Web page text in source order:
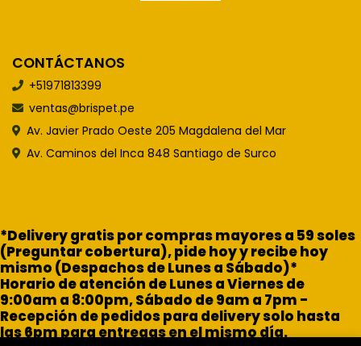
CONTÁCTANOS
+51971813399
ventas@brispet.pe
Av. Javier Prado Oeste 205 Magdalena del Mar
Av. Caminos del Inca 848 Santiago de Surco
*Delivery gratis por compras mayores a 59 soles
(Preguntar cobertura), pide hoy y recibe hoy
mismo (Despachos de Lunes a Sábado)*
Horario de atención de Lunes a Viernes de
9:00am a 8:00pm, Sábado de 9am a 7pm -
Recepción de pedidos para delivery solo hasta
las 6pm para entregas en el mismo día.